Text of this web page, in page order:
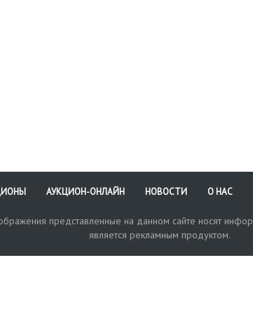
АУКЦИОН-ОНЛАЙН НОВОСТИ О НАС
представленные на данном сайте носят
является рекламным продуктом.